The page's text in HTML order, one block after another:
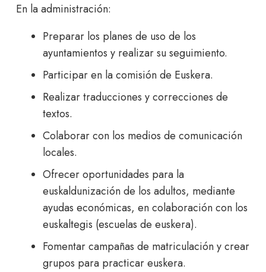
En la administración:
Preparar los planes de uso de los
ayuntamientos y realizar su seguimiento.
Participar en la comisión de Euskera.
Realizar traducciones y correcciones de
textos.
Colaborar con los medios de comunicación
locales.
Ofrecer oportunidades para la
euskaldunización de los adultos, mediante
ayudas económicas, en colaboración con los
euskaltegis (escuelas de euskera).
Fomentar campañas de matriculación y crear
grupos para practicar euskera.